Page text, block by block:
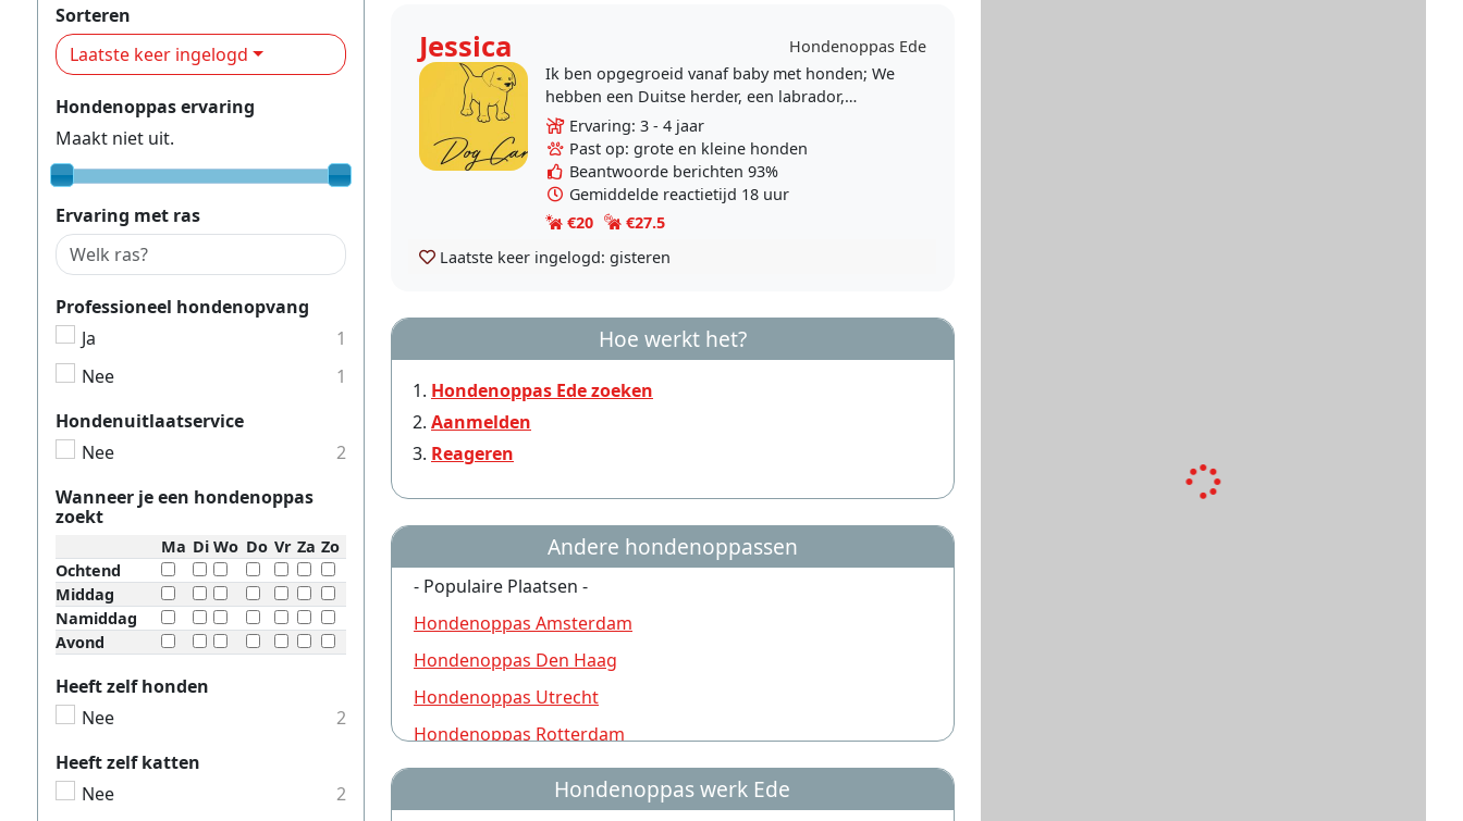
Jessica
Hondenoppas Ede
Ik ben opgegroeid vanaf baby met honden; We
hebben een Duitse herder, een labrador,
bastaards gehad. Op dit moment geen hond in
huis, maar het blijft..
Ervaring: 3 - 4 jaar
Past op: grote en kleine honden
Beantwoorde berichten 93%
Gemiddelde reactietijd 18 uur
€20
€27.5
Laatste keer ingelogd: gisteren
Hoe werkt het?
Hondenoppas Ede zoeken
Aanmelden
Reageren
Andere hondenoppassen
- Populaire Plaatsen -
Hondenoppas Amsterdam
Hondenoppas Den Haag
Hondenoppas Utrecht
Hondenoppas Rotterdam
Hondenoppas Nijmegen
Hondenoppas Groningen
Hondenoppas werk Ede
Sorteren
Laatste keer ingelogd
Hondenoppas ervaring
Maakt niet uit.
Ervaring met ras
Professioneel hondenopvang
Ja
1
Nee
1
Hondenuitlaatservice
Nee
2
Wanneer je een hondenoppas
zoekt
Ma Di Wo Do Vr Za Zo
Ochtend
Middag
Namiddag
Avond
Heeft zelf honden
Nee
2
Heeft zelf katten
Nee
2